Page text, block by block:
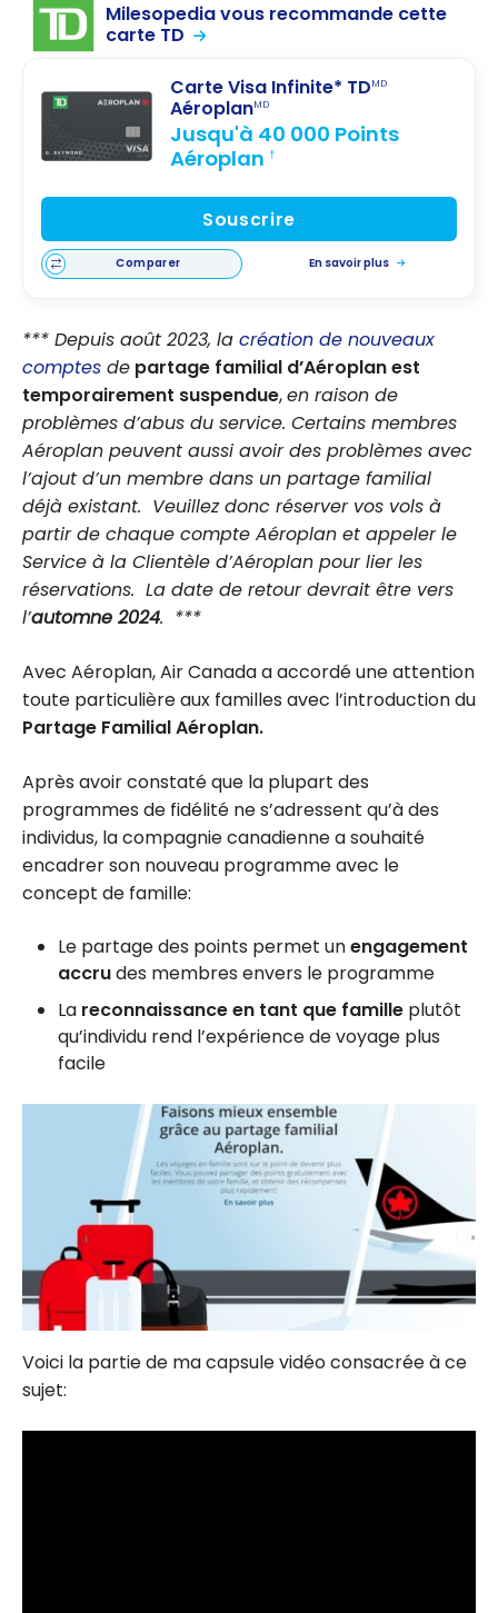
Milesopedia vous recommande cette
carte TD
Carte Visa Infinite* TDMD
AéroplanMD
Jusqu'à 40 000 Points
Aéroplan †
Souscrire
Comparer En savoir plus
*** Depuis août 2023, la création de nouveaux
comptes de partage familial d’Aéroplan est
temporairement suspendue,en raison de
problèmes d’abus du service. Certains membres
Aéroplan peuvent aussi avoir des problèmes avec
l’ajout d’un membre dans un partage familial
déjà existant. Veuillez donc réserver vos vols à
partir de chaque compte Aéroplan et appeler le
Service à la Clientèle d’Aéroplan pour lier les
réservations. La date de retour devrait être vers
l’automne 2024. ***
Avec Aéroplan, Air Canada a accordé une attention
toute particulière aux familles avec l’introduction du
Partage Familial Aéroplan.
Après avoir constaté que la plupart des
programmes de fidélité ne s’adressent qu’à des
individus, la compagnie canadienne a souhaité
encadrer son nouveau programme avec le
concept de famille:
Le partage des points permet unengagement
accrudes membres envers le programme
La reconnaissance en tant que famille plutôt
qu’individu rend l’expérience de voyage plus
facile
Voici la partie de ma capsule vidéo consacrée à ce
sujet: